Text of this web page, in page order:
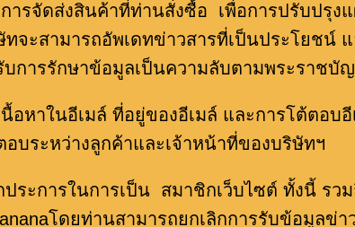
รจัดส่งสินค้าที่ท่านสั่งซื้อ เพื่อการปรับปรุง
จะสามารถอัพเดทข่าวสารที่เป็นประโยชน์
การรักษาข้อมูลเป็นความลับตามพระราช
หาในอีเมล์ ที่อยู่ของอีเมล์ และการโต้ตอบ
บระหว่างลูกค้าและเจ้าหน้าที่ของบริษัทฯ
ระการในการเป็น สมาชิกเว็บไซต์ ทั้งนี้ รว
โดยท่านสามารถยกเลิกการรับข้อมูลข่